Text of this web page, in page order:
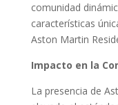
comunidad
características
Aston Martin
Impacto en la
La presencia de